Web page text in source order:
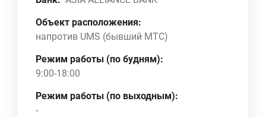
Объект расположения:
напротив UMS (бывший МТС)
Режим работы (по будням):
9:00-18:00
Режим работы (по выходным):
-